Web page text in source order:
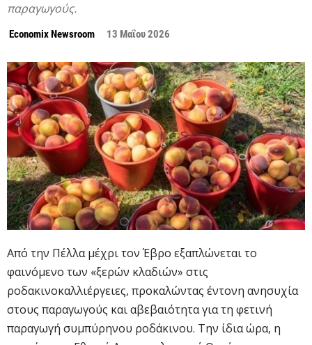
παραγωγούς.
Economix Newsroom 13 Μαΐου 2026
Από την Πέλλα μέχρι τον Έβρο εξαπλώνεται το
φαινόμενο των «ξερών κλαδιών» στις
ροδακινοκαλλιέργειες, προκαλώντας έντονη ανησυχία
στους παραγωγούς και αβεβαιότητα για τη φετινή
παραγωγή συμπύρηνου ροδάκινου. Την ίδια ώρα, η